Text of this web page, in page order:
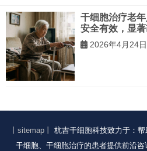
干细胞治疗老
安全有效，显
2026年4月24日
丨sitemap丨
杭吉干细胞科技致力于：
干细胞、干细胞治疗的患者提供前沿咨